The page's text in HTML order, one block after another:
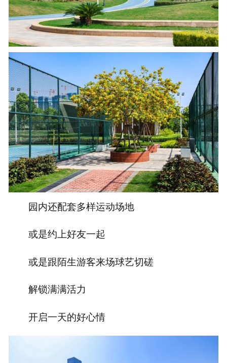
园内还配套多样运动场地
或是约上好友一起
或是跟陌生游客来场球艺切磋
解锁满满活力
开启一天的好心情